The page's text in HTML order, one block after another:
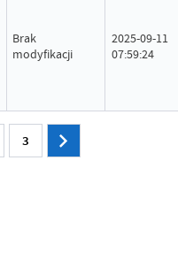
Brak
modyfikacji
2025-09-11
07:59:24
3